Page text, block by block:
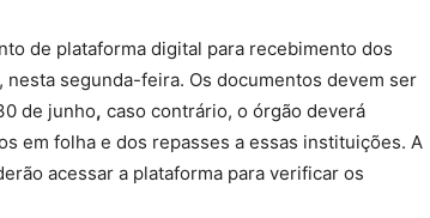
de plataforma digital para recebimento dos
segunda-feira. Os documentos devem ser
de junho, caso contrário, o órgão deverá
em folha e dos repasses a essas instituições. A
acessar a plataforma para verificar os